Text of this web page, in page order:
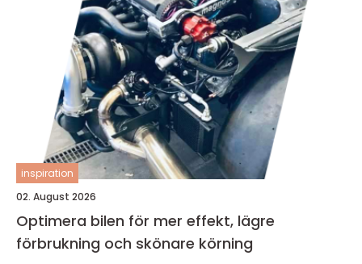
inspiration
02. August 2026
Optimera bilen för mer effekt, lägre
förbrukning och skönare körning